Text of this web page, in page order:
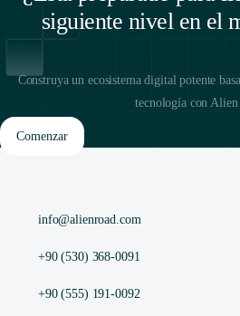
siguiente nivel en el
Construya un ecosistema digital potente
tecnología con Alien
Comenzar
info@alienroad.com
+90 (530) 368-0091
+90 (555) 191-0092